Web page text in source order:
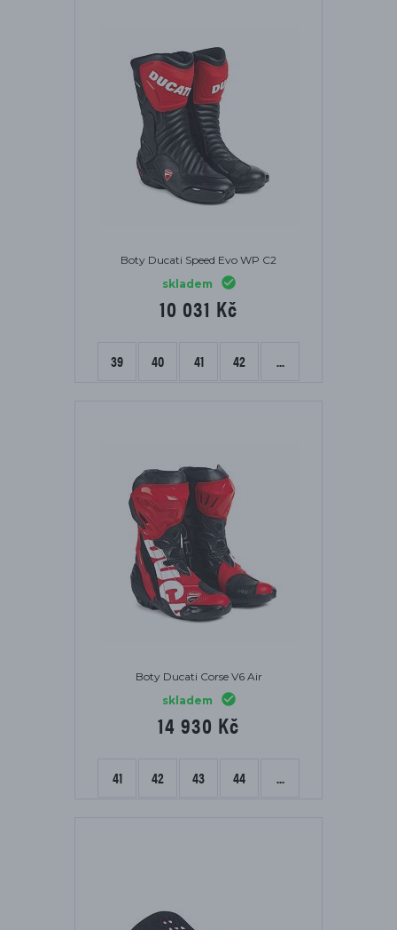
Boty Ducati Speed Evo WP C2
skladem
10 031 Kč
39 40 41 42 ...
Boty Ducati Corse V6 Air
skladem
14 930 Kč
41 42 43 44 ...